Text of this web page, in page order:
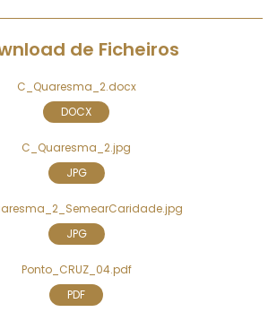
de Ficheiros
C_Quaresma_2.docx
DOCX
C_Quaresma_2.jpg
JPG
JPG
Ponto_CRUZ_04.pdf
PDF